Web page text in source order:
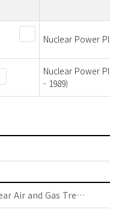
Nuclear Power
Nuclear Power
- 1989)
ASME AG-1-2023 - Code on Nuclear Air and Gas Treatment